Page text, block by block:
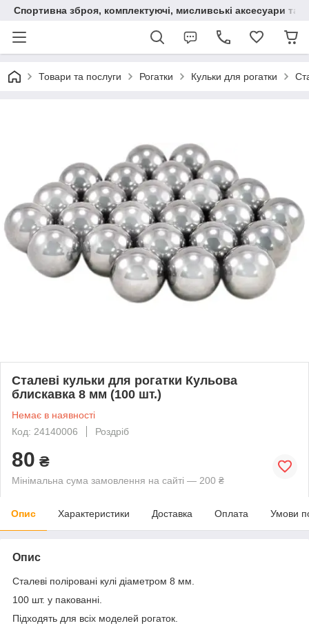
Спортивна зброя, комплектуючі, мисливські аксесуари та
Товари та послуги Рогатки Кульки для рогатки
Сталеві кульки для рогатки Кульова
блискавка 8 мм (100 шт.)
Немає в наявності
Код: 24140006
Роздріб
80 ₴
Мінімальна сума замовлення на сайті — 200 ₴
Опис Характеристики Доставка Оплата Умови
Опис
Сталеві поліровані кулі діаметром 8 мм.
100 шт. у пакованні.
Підходять для всіх моделей рогаток.